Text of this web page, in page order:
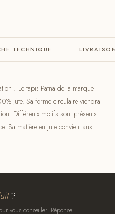
TECHNIQUE
! Le tapis Patna de la marque
jute. Sa forme circulaire viendra
Différents motifs sont présents
Sa matière en jute convient aux
?
vous conseiller. Réponse